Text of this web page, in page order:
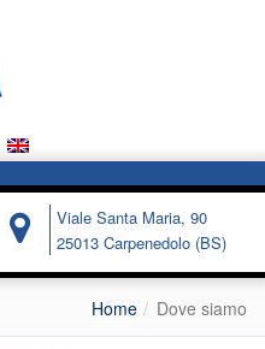
Viale Santa Maria, 90
25013 Carpenedolo (BS)
Home Dove siamo